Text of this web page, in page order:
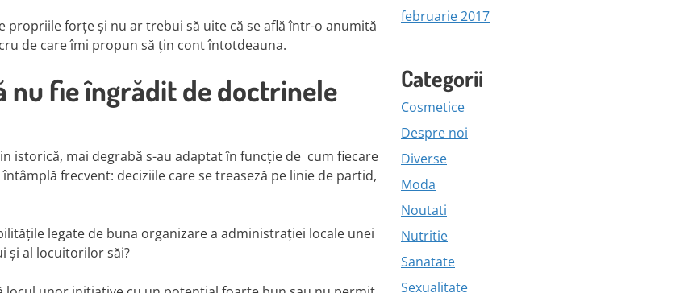
propriile forțe și nu ar trebui să uite că se află într-o anumită
de care îmi propun să țin cont întotdeauna.
nu fie îngrădit de doctrinele
istorică, mai degrabă s-au adaptat în funcție de cum fiecare
frecvent: deciziile care se treaseză pe linie de partid,
legate de buna organizare a administrației locale unei
și al locuitorilor săi?
februarie 2017
Categorii
Cosmetice
Despre noi
Diverse
Moda
Noutati
Nutritie
Sanatate
Sexualitate